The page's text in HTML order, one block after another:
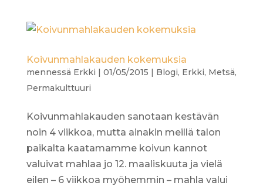
Koivunmahlakauden kokemuksia
mennessä Erkki | 01/05/2015 | Blogi, Erkki, Metsä,
Permakulttuuri
Koivunmahlakauden sanotaan kestävän
noin 4 viikkoa, mutta ainakin meillä talon
paikalta kaatamamme koivun kannot
valuivat mahlaa jo 12. maaliskuuta ja vielä
eilen – 6 viikkoa myöhemmin – mahla valui